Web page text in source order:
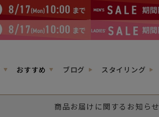
おすすめ ブログ スタイリング
商品お届けに関するお知らせ